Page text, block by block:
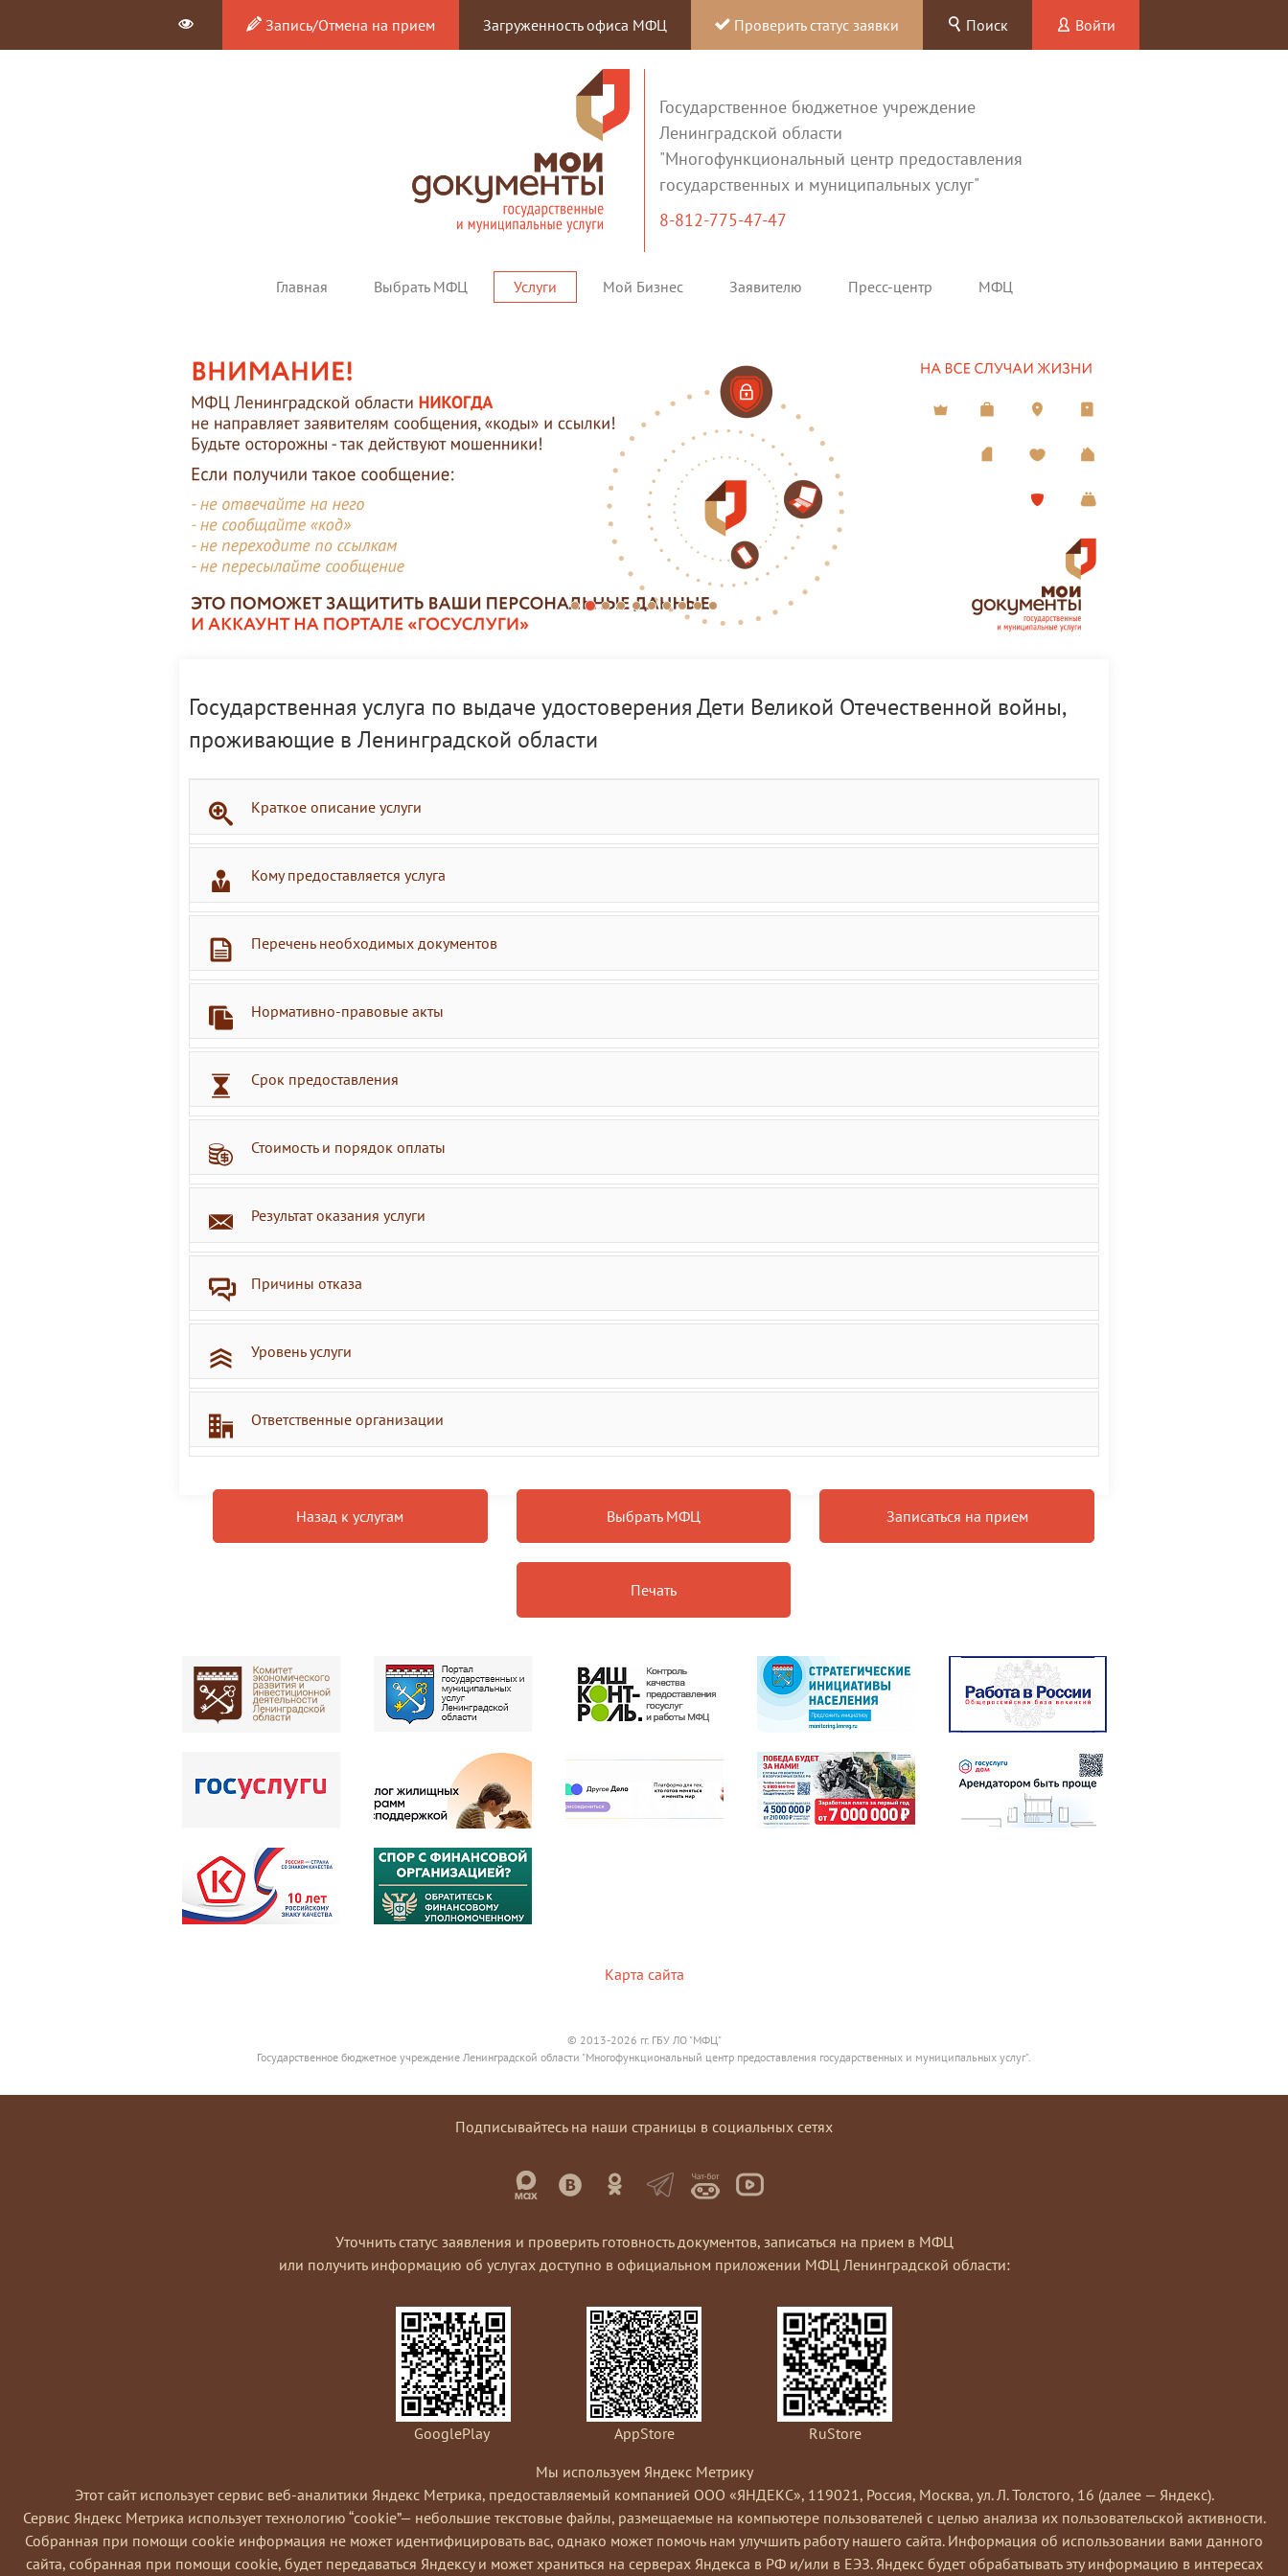
Запись/Отмена на прием Загруженность офиса МФЦ Проверить статус заявки Поиск Войти
Государственное бюджетное учреждение
Ленинградской области
"Многофункциональный центр предоставления
государственных и муниципальных услуг"
8-812-775-47-47
Главная Выбрать МФЦ Услуги Мой Бизнес Заявителю Пресс-центр МФЦ
Государственная услуга по выдаче удостоверения Дети Великой Отечественной войны,
проживающие в Ленинградской области
Краткое описание услуги
Кому предоставляется услуга
Перечень необходимых документов
Нормативно-правовые акты
Срок предоставления
Стоимость и порядок оплаты
Результат оказания услуги
Причины отказа
Уровень услуги
Ответственные организации
Назад к услугам Выбрать МФЦ Записаться на прием
Печать
Карта сайта
© 2013-2026 гг. ГБУ ЛО "МФЦ"
Государственное бюджетное учреждение Ленинградской области "Многофункциональный центр предоставления государственных и муниципальных услуг".
Подписывайтесь на наши страницы в социальных сетях
Уточнить статус заявления и проверить готовность документов, записаться на прием в МФЦ
или получить информацию об услугах доступно в официальном приложении МФЦ Ленинградской области:
GooglePlay AppStore
RuStore
Мы используем Яндекс Метрику
Этот сайт использует сервис веб-аналитики Яндекс Метрика, предоставляемый компанией ООО «ЯНДЕКС», 119021, Россия, Москва, ул. Л. Толстого, 16 (далее — Яндекс).
Сервис Яндекс Метрика использует технологию “cookie”— небольшие текстовые файлы, размещаемые на компьютере пользователей с целью анализа их пользовательской активности.
Coбранная при помощи cookie информация не может идентифицировать вас, однако может помочь нам улучшить работу нашего сайта. Информация об использовании вами данного
сайта, собранная при помощи cookie, будет передаваться Яндексу и может храниться на серверах Яндекса в РФ и/или в ЕЭЗ. Яндекс будет обрабатывать эту информацию в интересах